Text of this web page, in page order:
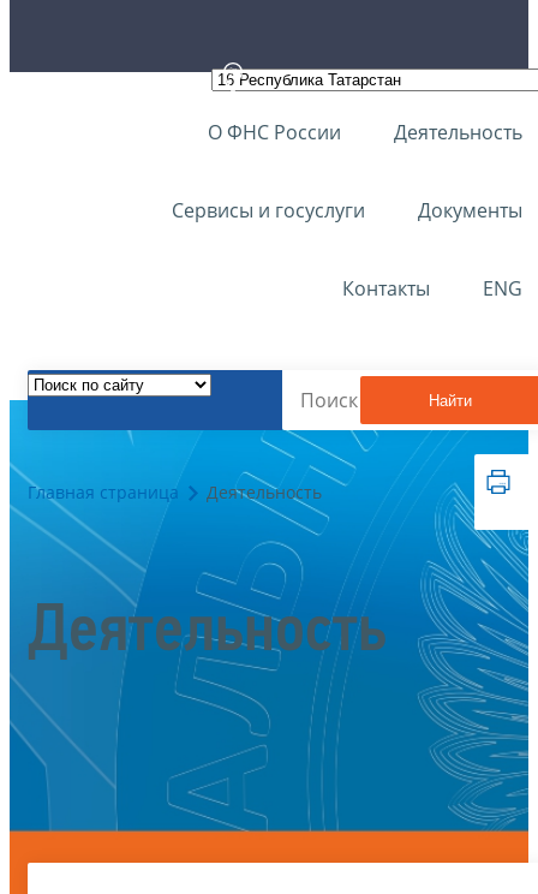
О ФНС России Деятельность
Сервисы и госуслуги Документы
Контакты ENG
Найти
Главная страница Деятельность
Деятельность